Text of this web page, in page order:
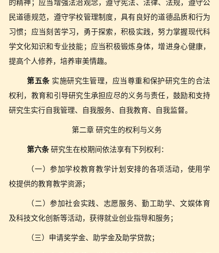
的精神；应当增强法治观念，遵守宪法、法律、法规，遵守公
民道德规范，遵守学校管理制度，具有良好的道德品质和行为
习惯；应当刻苦学习，勇于探索，积极实践，努力掌握现代科
学文化知识和专业技能；应当积极锻炼身体，增进身心健康，
提高个人修养，培养审美情趣。
第五条实施研究生管理，应当尊重和保护研究生的合法
权利，教育和引导研究生承担应尽的义务与责任，鼓励和支持
研究生实行自我管理、自我服务、自我教育、自我监督。
第二章 研究生的权利与义务
第六条研究生在校期间依法享有下列权利：
（一）参加学校教育教学计划安排的各项活动，使用学
校提供的教育教学资源；
（二）参加社会实践、志愿服务、勤工助学、文娱体育
及科技文化创新等活动，获得就业创业指导和服务；
（三）申请奖学金、助学金及助学贷款；